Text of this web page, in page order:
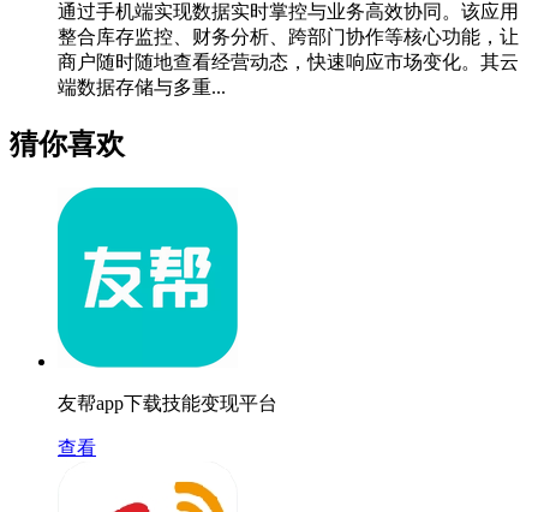
通过手机端实现数据实时掌控与业务高效协同。该应用
整合库存监控、财务分析、跨部门协作等核心功能，让
商户随时随地查看经营动态，快速响应市场变化。其云
端数据存储与多重...
猜你喜欢
友帮app下载技能变现平台
查看